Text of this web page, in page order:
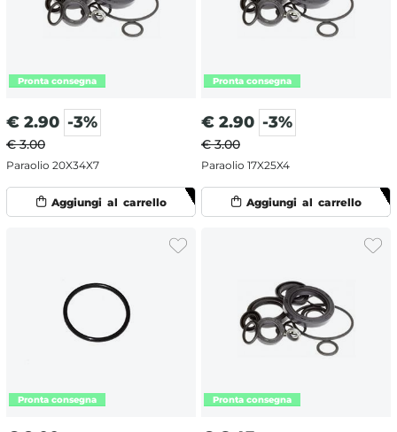
€ 2.90 -3%
€ 3.00
Paraolio 20X34X7
€ 2.90 -3%
€ 3.00
Paraolio 17X25X4